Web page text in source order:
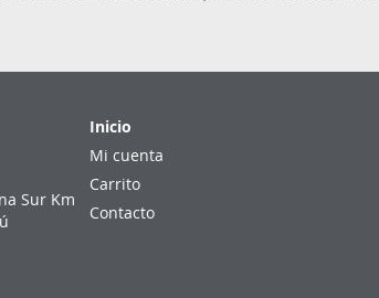
Sur Km
Inicio
Mi cuenta
Carrito
Contacto